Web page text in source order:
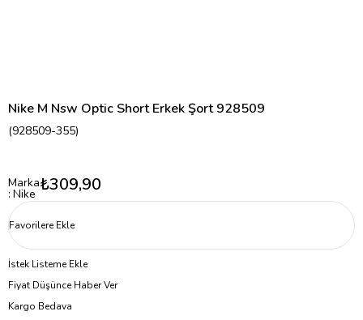
Nike M Nsw Optic Short Erkek Şort 928509
(928509-355)
Marka
: Nike ₺309,90
Favorilere Ekle
İstek Listeme Ekle
Fiyat Düşünce Haber Ver
Kargo Bedava